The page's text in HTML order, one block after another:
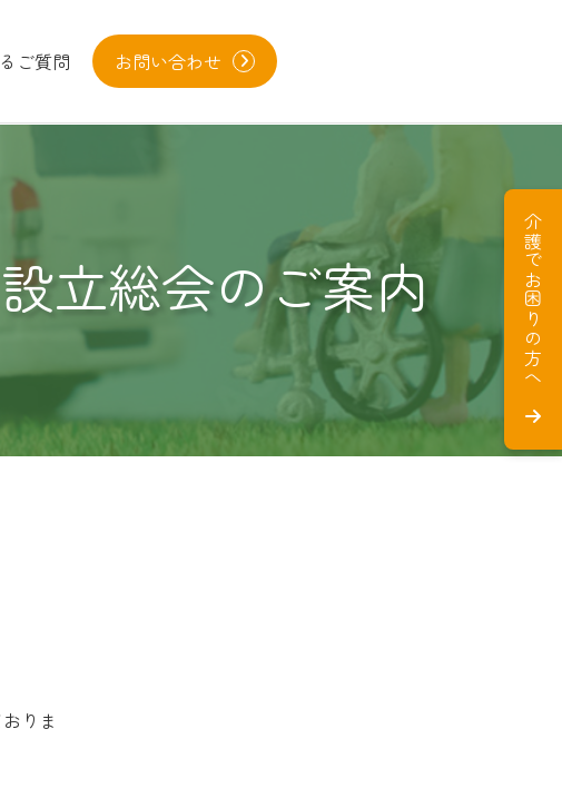
ご質問 お問い合わせ
介護でお困りの方へ
立総会のご案内
りま